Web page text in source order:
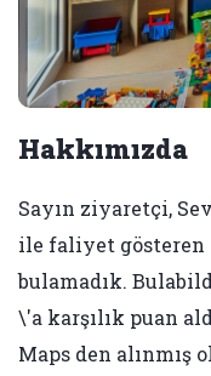
Hakkımızda
Sayın ziyaretçi,
ile faliyet
bulamadık.
\'a karşılık puan
Maps den